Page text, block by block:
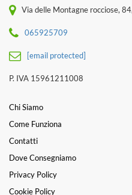
Via delle Montagne rocciose,
065925709
[email protected]
P. IVA 15961211008
Chi Siamo
Come Funziona
Contatti
Dove Consegniamo
Privacy Policy
Cookie Policy